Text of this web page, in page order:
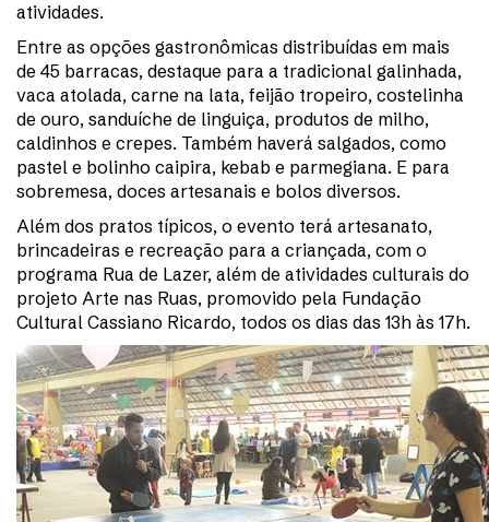
atividades.
Entre as opções gastronômicas distribuídas em mais
de 45 barracas, destaque para a tradicional galinhada,
vaca atolada, carne na lata, feijão tropeiro, costelinha
de ouro, sanduíche de linguiça, produtos de milho,
caldinhos e crepes. Também haverá salgados, como
pastel e bolinho caipira, kebab e parmegiana. E para
sobremesa, doces artesanais e bolos diversos.
Além dos pratos típicos, o evento terá artesanato,
brincadeiras e recreação para a criançada, com o
programa Rua de Lazer, além de atividades culturais do
projeto Arte nas Ruas, promovido pela Fundação
Cultural Cassiano Ricardo, todos os dias das 13h às 17h.